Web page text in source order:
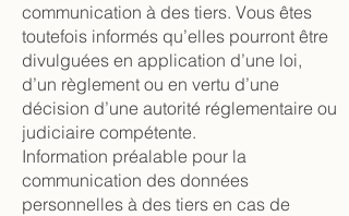
communication à des tiers. Vous êtes
toutefois informés qu’elles pourront être
divulguées en application d’une loi,
d’un règlement ou en vertu d’une
décision d’une autorité réglementaire ou
judiciaire compétente.
Information préalable pour la
communication des données
personnelles à des tiers en cas de